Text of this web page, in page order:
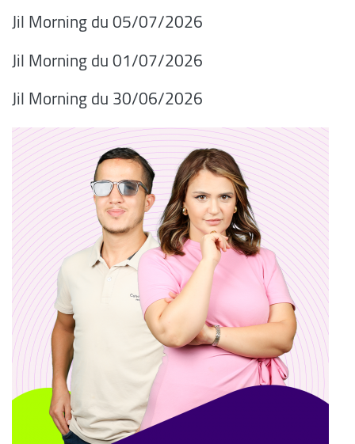
Jil Morning du 05/07/2026
Jil Morning du 01/07/2026
06/2026/Jil Morning du 30